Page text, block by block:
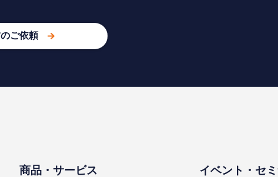
ご依頼
商品・サービス イベント・セ